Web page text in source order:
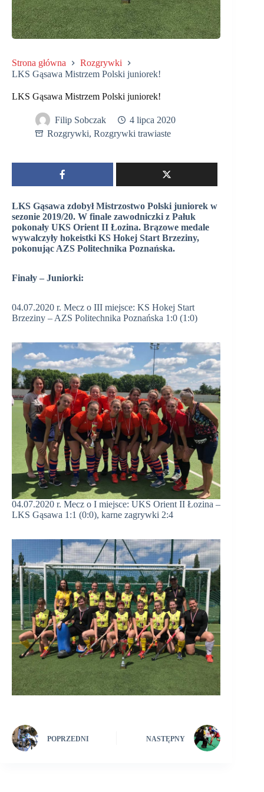
Strona główna
Rozgrywki
LKS Gąsawa Mistrzem Polski juniorek!
LKS Gąsawa Mistrzem Polski juniorek!
Filip Sobczak
4 lipca 2020
Rozgrywki, Rozgrywki trawiaste
LKS Gąsawa zdobył Mistrzostwo Polski juniorek w
sezonie 2019/20. W finale zawodniczki z Pałuk
pokonały UKS Orient II Łozina. Brązowe medale
wywalczyły hokeistki KS Hokej Start Brzeziny,
pokonując AZS Politechnika Poznańska.
Finały – Juniorki:
04.07.2020 r. Mecz o III miejsce: KS Hokej Start
Brzeziny – AZS Politechnika Poznańska 1:0 (1:0)
04.07.2020 r. Mecz o I miejsce: UKS Orient II Łozina –
LKS Gąsawa 1:1 (0:0), karne zagrywki 2:4
POPRZEDNI NASTĘPNY